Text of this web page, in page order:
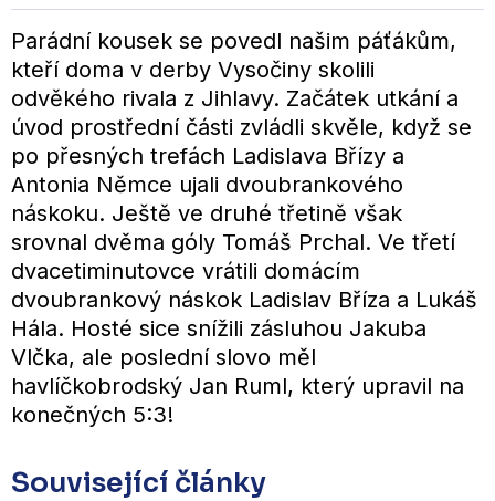
Parádní kousek se povedl našim páťákům,
kteří doma v derby Vysočiny skolili
odvěkého rivala z Jihlavy. Začátek utkání a
úvod prostřední části zvládli skvěle, když se
po přesných trefách Ladislava Břízy a
Antonia Němce ujali dvoubrankového
náskoku. Ještě ve druhé třetině však
srovnal dvěma góly Tomáš Prchal. Ve třetí
dvacetiminutovce vrátili domácím
dvoubrankový náskok Ladislav Bříza a Lukáš
Hála. Hosté sice snížili zásluhou Jakuba
Vlčka, ale poslední slovo měl
havlíčkobrodský Jan Ruml, který upravil na
konečných 5:3!
Související články